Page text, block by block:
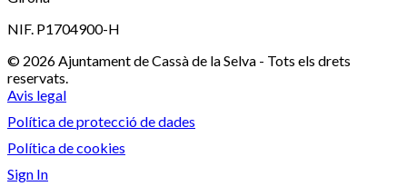
NIF. P1704900-H
© 2026 Ajuntament de Cassà de la Selva - Tots els drets
reservats.
Avis legal
Política de protecció de dades
Política de cookies
Sign In